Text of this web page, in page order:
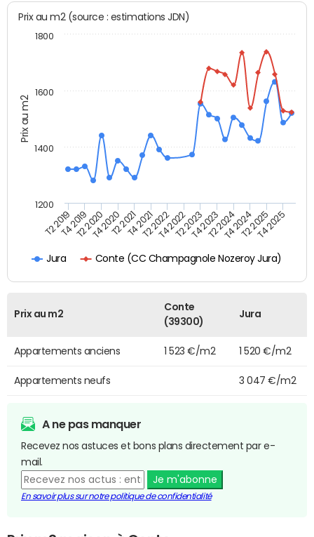
Prix au m2
Prix au m2 (source : estimations JDN)
Jura Conte (CC Champagnole Nozeroy Jura)
T2 2019T4 2019T2 2020T4 2020T2 2021T4 2021T2 2022T4 2022T2 2023T4 2023T2 2024T4 2024T2 2025T4 2025
1200
1400
1600
1800
Prix au m2
Conte
(39300)
Jura
Appartements anciens 1 523 €/m2 1 520 €/m2
Appartements neufs 3 047 €/m2
A ne pas manquer
Recevez nos astuces et bons plans directement par e-
mail.
Je m'abonne
En savoir plus sur notre politique de confidentialité